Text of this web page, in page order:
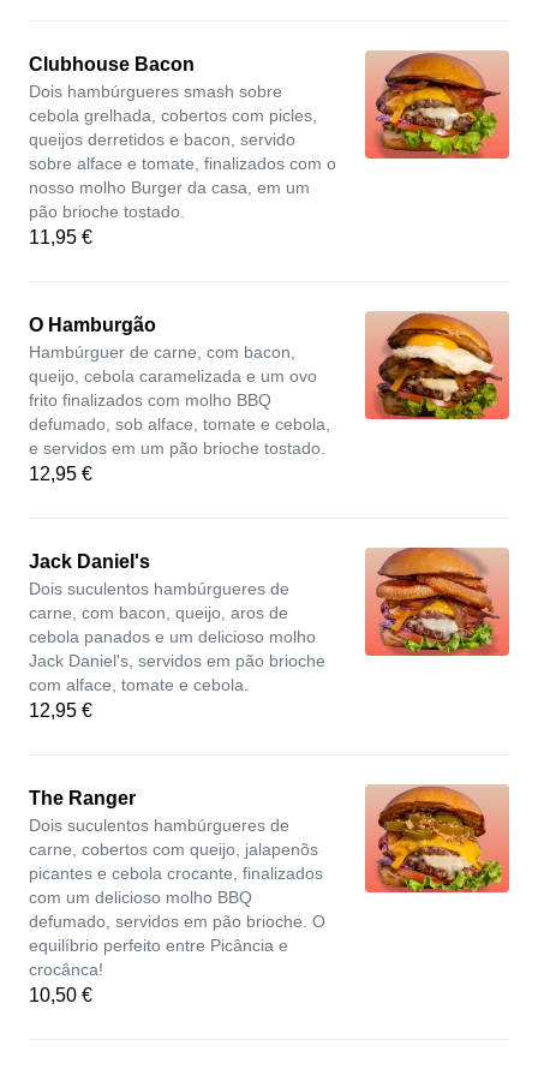
Clubhouse Bacon
Dois hambúrgueres smash sobre
cebola grelhada, cobertos com picles,
queijos derretidos e bacon, servido
sobre alface e tomate, finalizados com o
nosso molho Burger da casa, em um
pão brioche tostado.
11,95 €
O Hamburgão
Hambúrguer de carne, com bacon,
queijo, cebola caramelizada e um ovo
frito finalizados com molho BBQ
defumado, sob alface, tomate e cebola,
e servidos em um pão brioche tostado.
12,95 €
Jack Daniel's
Dois suculentos hambúrgueres de
carne, com bacon, queijo, aros de
cebola panados e um delicioso molho
Jack Daniel's, servidos em pão brioche
com alface, tomate e cebola.
12,95 €
The Ranger
Dois suculentos hambúrgueres de
carne, cobertos com queijo, jalapenõs
picantes e cebola crocante, finalizados
com um delicioso molho BBQ
defumado, servidos em pão brioche. O
equilíbrio perfeito entre Picância e
crocânca!
10,50 €